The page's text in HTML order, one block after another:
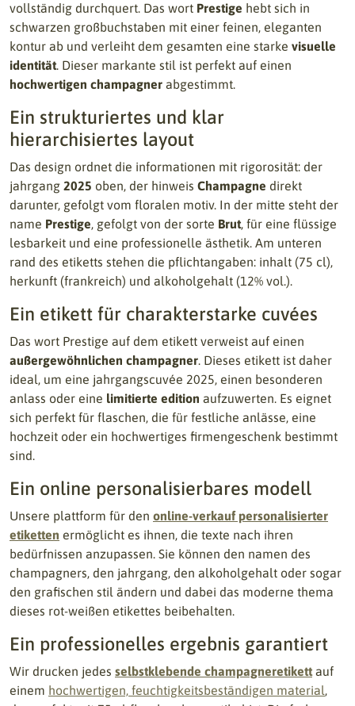
vollständig durchquert. Das wort Prestige hebt sich in
schwarzen großbuchstaben mit einer feinen, eleganten
kontur ab und verleiht dem gesamten eine starke visuelle
identität. Dieser markante stil ist perfekt auf einen
hochwertigen champagner abgestimmt.
Ein strukturiertes und klar
hierarchisiertes layout
Das design ordnet die informationen mit rigorosität: der
jahrgang 2025 oben, der hinweis Champagne direkt
darunter, gefolgt vom floralen motiv. In der mitte steht der
name Prestige, gefolgt von der sorte Brut, für eine flüssige
lesbarkeit und eine professionelle ästhetik. Am unteren
rand des etiketts stehen die pflichtangaben: inhalt (75 cl),
herkunft (frankreich) und alkoholgehalt (12% vol.).
Ein etikett für charakterstarke cuvées
Das wort Prestige auf dem etikett verweist auf einen
außergewöhnlichen champagner. Dieses etikett ist daher
ideal, um eine jahrgangscuvée 2025, einen besonderen
anlass oder eine limitierte edition aufzuwerten. Es eignet
sich perfekt für flaschen, die für festliche anlässe, eine
hochzeit oder ein hochwertiges firmengeschenk bestimmt
sind.
Ein online personalisierbares modell
Unsere plattform für den online-verkauf personalisierter
etiketten ermöglicht es ihnen, die texte nach ihren
bedürfnissen anzupassen. Sie können den namen des
champagners, den jahrgang, den alkoholgehalt oder sogar
den grafischen stil ändern und dabei das moderne thema
dieses rot-weißen etikettes beibehalten.
Ein professionelles ergebnis garantiert
Wir drucken jedes selbstklebende champagneretikettauf
einem hochwertigen, feuchtigkeitsbeständigen material,